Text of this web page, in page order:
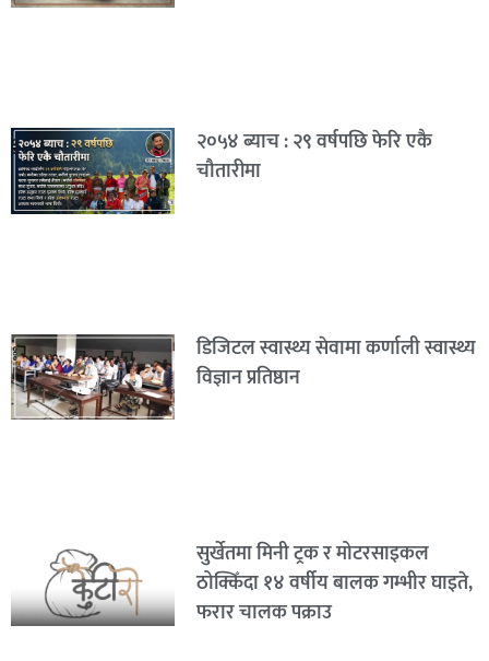
२०५४ ब्याच : २९ वर्षपछि फेरि एकै
चौतारीमा
डिजिटल स्वास्थ्य सेवामा कर्णाली स्वास्थ्य
विज्ञान प्रतिष्ठान
सुर्खेतमा मिनी ट्रक र मोटरसाइकल
ठोक्किँदा १४ वर्षीय बालक गम्भीर घाइते,
फरार चालक पक्राउ